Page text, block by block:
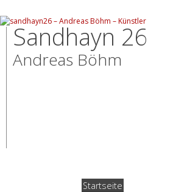
Sandhayn 26
Andreas Böhm
Startseite